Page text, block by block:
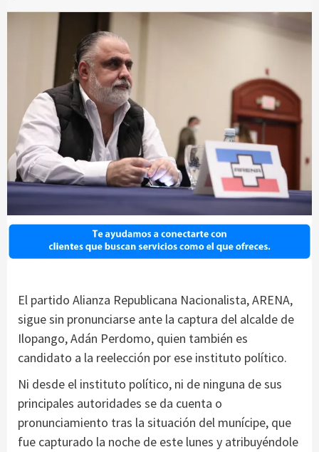
El partido Alianza Republicana Nacionalista, ARENA,
sigue sin pronunciarse ante la captura del alcalde de
Ilopango, Adán Perdomo, quien también es
candidato a la reelección por ese instituto político.
Ni desde el instituto político, ni de ninguna de sus
principales autoridades se da cuenta o
pronunciamiento tras la situación del munícipe, que
fue capturado la noche de este lunes y atribuyéndole